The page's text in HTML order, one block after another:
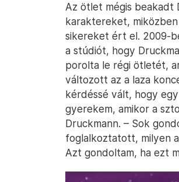
Az ötlet mégis beakadt
karaktereket,
sikereket ért el. 2009-
a stúdiót, hogy
porolta le régi ötletét,
változott az a laza
kérdéssé vált, hogy
gyerekem, amikor a
Druckmann. – Sok
foglalkoztatott, milyen
Azt gondoltam, ha ezt